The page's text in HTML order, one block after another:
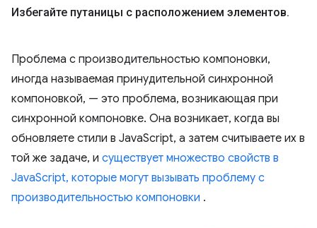
Избегайте путаницы с расположением элементов.
Проблема с производительностью компоновки,
иногда называемая принудительной синхронной
компоновкой, — это проблема, возникающая при
синхронной компоновке. Она возникает, когда вы
обновляете стили в JavaScript, а затем считываете их в
той же задаче, и существует множество свойств в
JavaScript, которые могут вызывать проблему с
производительностью компоновки .